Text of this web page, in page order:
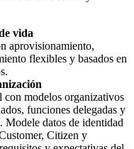
vida
aprovisionamiento,
flexibles y basados en
con modelos organizativos
funciones delegadas y
Modele datos de identidad
Citizen y